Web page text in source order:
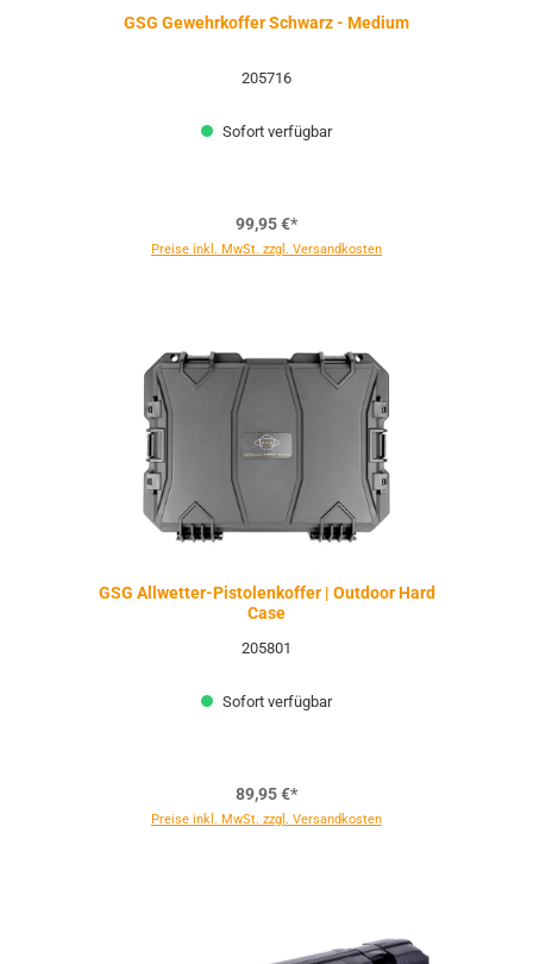
GSG Gewehrkoffer Schwarz - Medium
205716
Sofort verfügbar
99,95 €*
Preise inkl. MwSt. zzgl. Versandkosten
GSG Allwetter-Pistolenkoffer | Outdoor Hard
Case
205801
Sofort verfügbar
89,95 €*
Preise inkl. MwSt. zzgl. Versandkosten